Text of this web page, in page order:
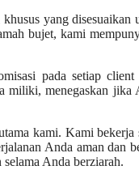
yang disesuaikan
bujet, kami
pada setiap
miliki, menegaskan jika
kami. Kami
Anda aman dan
Anda berziarah.